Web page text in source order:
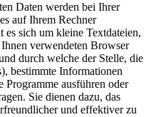
Daten werden bei Ihrer
auf Ihrem Rechner
es sich um kleine Textdateien,
verwendeten Browser
durch welche der Stelle, die
bestimmte Informationen
ausführen oder
Sie dienen dazu, das
und effektiver zu